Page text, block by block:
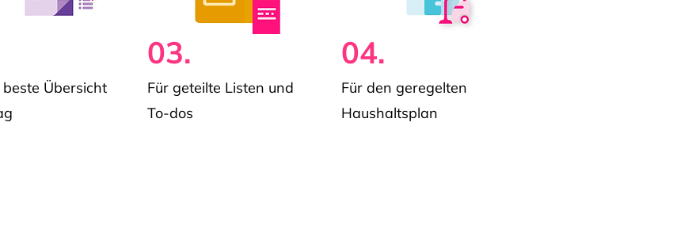
beste Übersicht
03.
Für geteilte Listen und
To-dos
04.
Für den geregelten
Haushaltsplan